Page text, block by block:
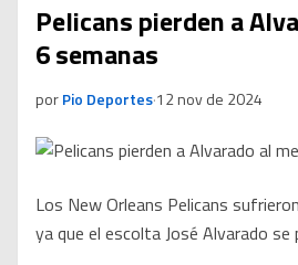
Pelicans pierden a
6 semanas
porPio Deportes·12 nov de 2024
Los New Orleans Pelicans
ya que el escolta José Alvarado se